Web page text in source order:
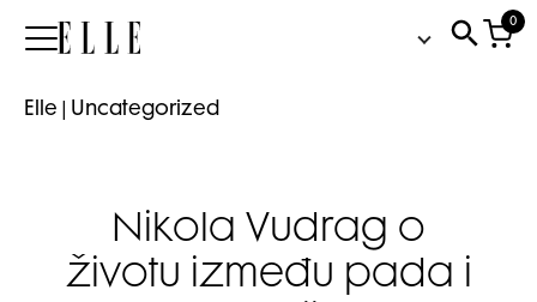
Elle
0
Elle Uncategorized
Nikola Vudrag o
životu između pada i